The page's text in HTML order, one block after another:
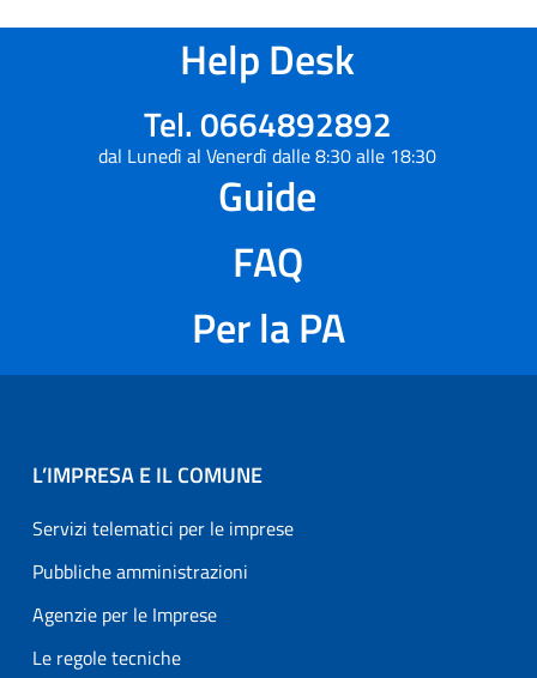
Help Desk
Tel. 0664892892
dal Lunedì al Venerdì dalle 8:30 alle 18:30
Guide
FAQ
Per la PA
L’IMPRESA E IL COMUNE
Servizi telematici per le imprese
Pubbliche amministrazioni
Agenzie per le Imprese
Le regole tecniche